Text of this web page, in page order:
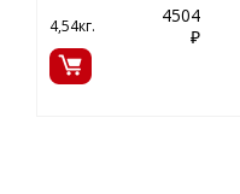
4,54кг.
4504
₽